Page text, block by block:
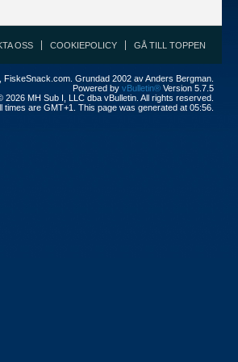
OSS COOKIEPOLICY GÅ TILL TOPPEN
Grundad 2002 av Anders Bergman.
Powered by vBulletin® Version 5.7.5
2026 MH Sub I, LLC dba vBulletin. All rights reserved.
times are GMT+1. This page was generated at 05:56.